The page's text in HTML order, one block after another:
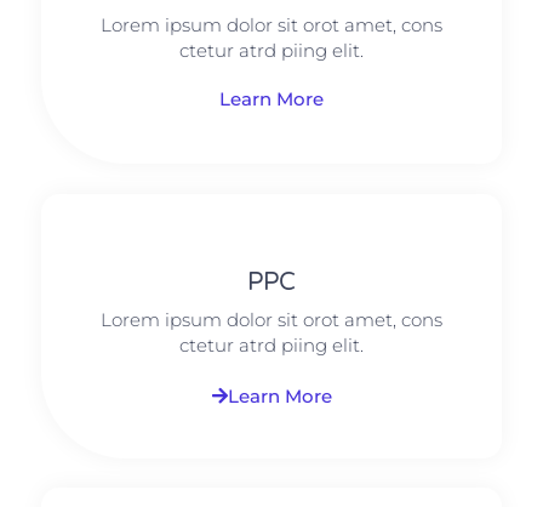
Lorem ipsum dolor sit orot amet, cons
ctetur atrd piing elit.​
Learn More
PPC
Lorem ipsum dolor sit orot amet, cons
ctetur atrd piing elit.​
Learn More